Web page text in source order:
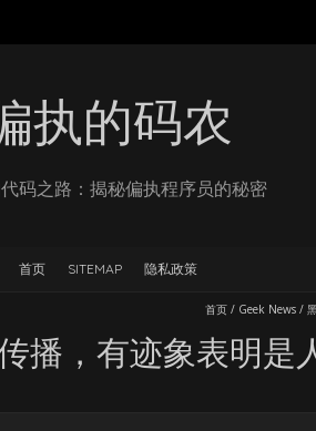
执的码农
码之路：揭秘偏执程序员的秘密
首页 SITEMAP 隐私政策
首页 / Geek News /
播，有迹象表明是